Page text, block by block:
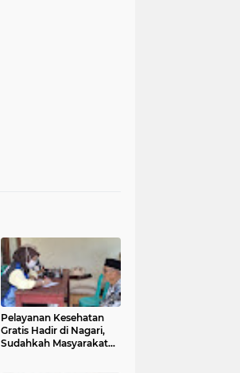
Pelayanan Kesehatan
Gratis Hadir di Nagari,
Sudahkah Masyarakat